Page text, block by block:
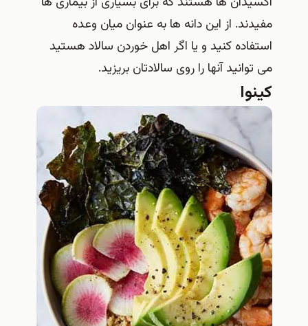
مفیدند. از این دانه ها به عنوان میان وعده
استفاده کنید و یا اگر اهل خوردن سالاد هستید
می توانید آنها را روی سالادتان بریزید.
کینوا